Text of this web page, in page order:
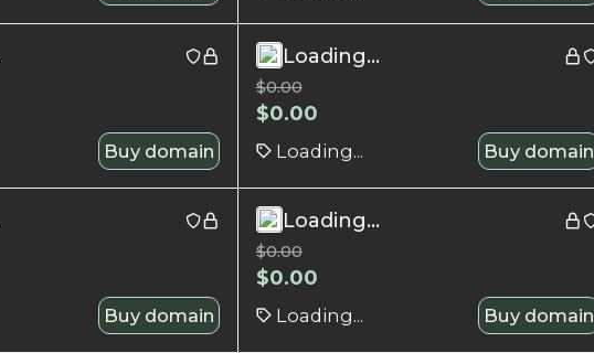
Buy domain
Loading...
$0.00
$0.00
Loading... Buy domain
Buy domain
Loading...
$0.00
$0.00
Loading... Buy domain